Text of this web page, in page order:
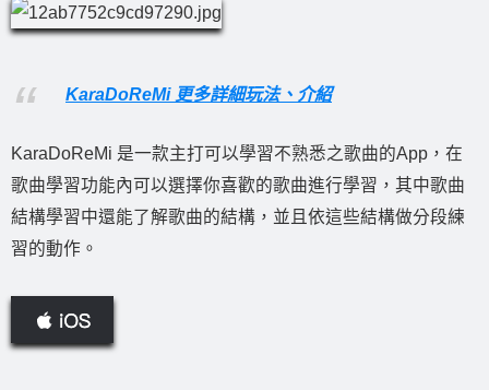
KaraDoReMi 更多詳細玩法、介紹
KaraDoReMi 是一款主打可以學習不熟悉之歌曲的App，在
歌曲學習功能內可以選擇你喜歡的歌曲進行學習，其中歌曲
結構學習中還能了解歌曲的結構，並且依這些結構做分段練
習的動作。